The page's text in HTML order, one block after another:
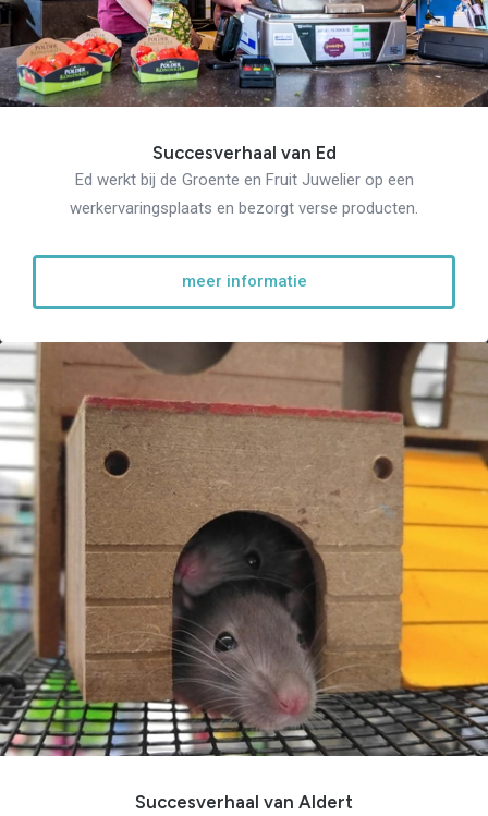
Succesverhaal van Ed
Ed werkt bij de Groente en Fruit Juwelier op een
werkervaringsplaats en bezorgt verse producten.
meer informatie
Succesverhaal van Aldert